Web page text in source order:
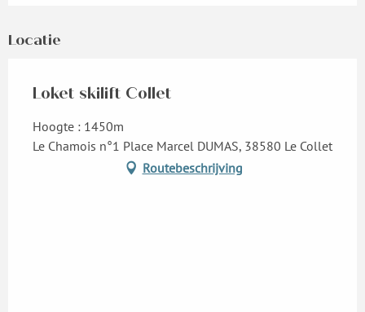
Locatie
Loket skilift Collet
Hoogte : 1450m
Le Chamois n°1 Place Marcel DUMAS, 38580 Le Collet
Routebeschrijving